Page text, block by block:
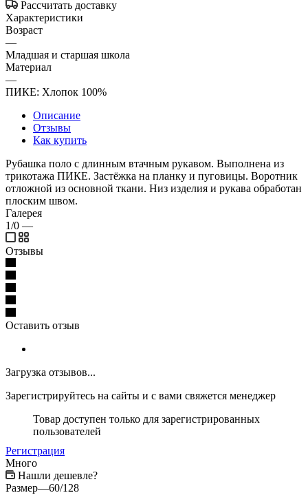
Рассчитать доставку
Характеристики
Возраст
—
Младшая и старшая школа
Материал
—
ПИКЕ: Хлопок 100%
Описание
Отзывы
Как купить
Рубашка поло с длинным втачным рукавом. Выполнена из
трикотажа ПИКЕ. Застёжка на планку и пуговицы. Воротник
отложной из основной ткани. Низ изделия и рукава обработан
плоским швом.
Галерея
1/0 —
Отзывы
Оставить отзыв
Загрузка отзывов...
Зарегистрируйтесь на сайты и с вами свяжется менеджер
Товар доступен только для зарегистрированных
пользователей
Регистрация
Много
Нашли дешевле?
Размер—60/128